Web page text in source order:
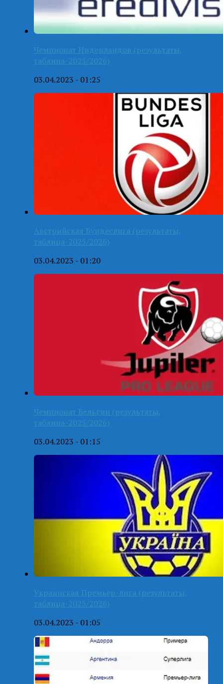
Чемпионат Нидерландов (результаты,
таблица-2025/2026)
03.04.2023 - 01:25
Австрийская Бундеслига (результаты,
таблица-2025/2026)
03.04.2023 - 01:20
Чемпионат Бельгии (результаты,
таблица-2025/2026)
03.04.2023 - 01:15
Украинская Премьер-лига (результаты,
таблица-2025/2026)
03.04.2023 - 01:05